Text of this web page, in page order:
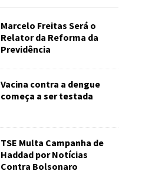
Marcelo Freitas Será o
Relator da Reforma da
Previdência
Vacina contra a dengue
começa a ser testada
TSE Multa Campanha de
Haddad por Notícias
Contra Bolsonaro